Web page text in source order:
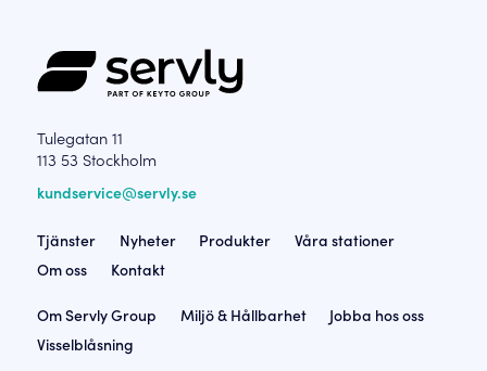
Tulegatan 11
113 53 Stockholm
kundservice@servly.se
Tjänster Nyheter Produkter
Våra stationer
Om oss
Kontakt
Om Servly Group Miljö & Hållbarhet
Jobba hos oss
Visselblåsning